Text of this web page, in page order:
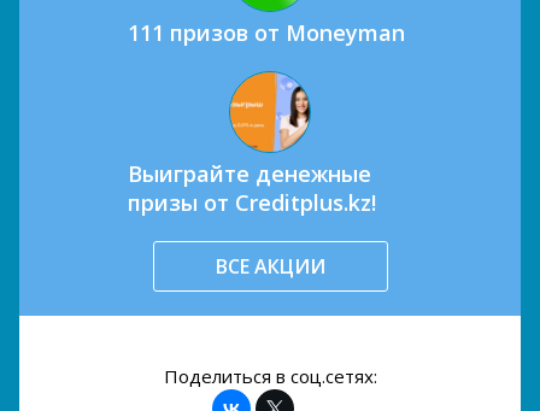
111 призов от Moneyman
Выиграйте денежные
призы от Creditplus.kz!
ВСЕ АКЦИИ
Поделиться в соц.сетях: